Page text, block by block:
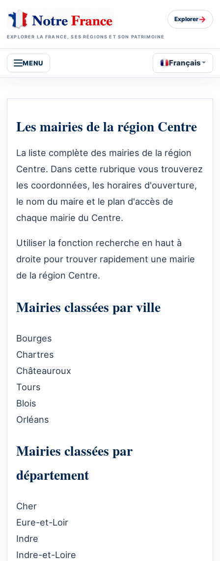
EXPLORER LA FRANCE, SES RÉGIONS ET SON PATRIMOINE
Explorer→
MENU Français
Les mairies de la région Centre
La liste complète des mairies de la région
Centre. Dans cette rubrique vous trouverez
les coordonnées, les horaires d'ouverture,
le nom du maire et le plan d'accès de
chaque mairie du Centre.
Utiliser la fonction recherche en haut à
droite pour trouver rapidement une mairie
de la région Centre.
Mairies classées par ville
Bourges
Chartres
Châteauroux
Tours
Blois
Orléans
Mairies classées par
département
Cher
Eure-et-Loir
Indre
Indre-et-Loire